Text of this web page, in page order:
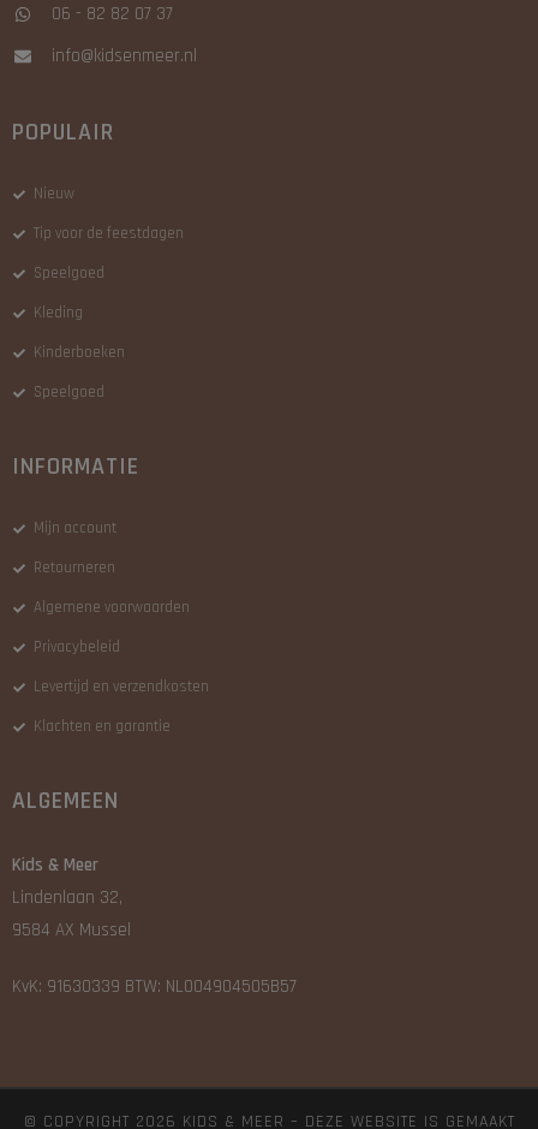
06 - 82 82 07 37
info@kidsenmeer.nl
POPULAIR
Nieuw
Tip voor de feestdagen
Speelgoed
Kleding
Kinderboeken
Speelgoed
INFORMATIE
Mijn account
Retourneren
Algemene voorwaarden
Privacybeleid
Levertijd en verzendkosten
Klachten en garantie
ALGEMEEN
Kids & Meer
Lindenlaan 32,
9584 AX Mussel
KvK: 91630339 BTW: NL004904505B57
© COPYRIGHT 2026 KIDS & MEER – DEZE WEBSITE IS GEMAAKT